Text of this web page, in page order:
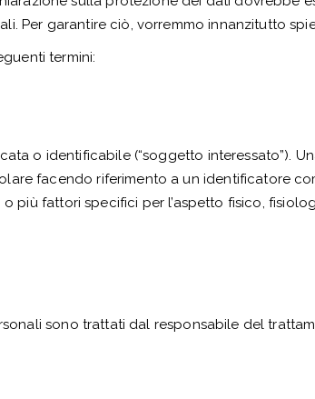
Per garantire ciò, vorremmo innanzitutto
termini:
o identificabile (“soggetto interessato”).
facendo riferimento a un identificatore
più fattori specifici per l’aspetto fisico,
sono trattati dal responsabile del